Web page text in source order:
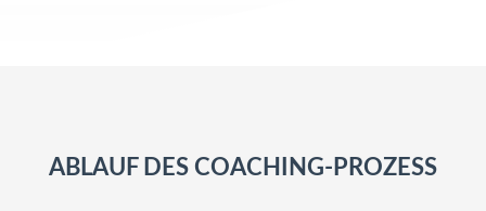
ABLAUF DES COACHING-PROZESS